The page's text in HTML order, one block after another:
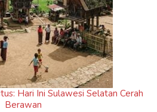
Hari Ini Sulawesi Selatan Cerah
Berawan